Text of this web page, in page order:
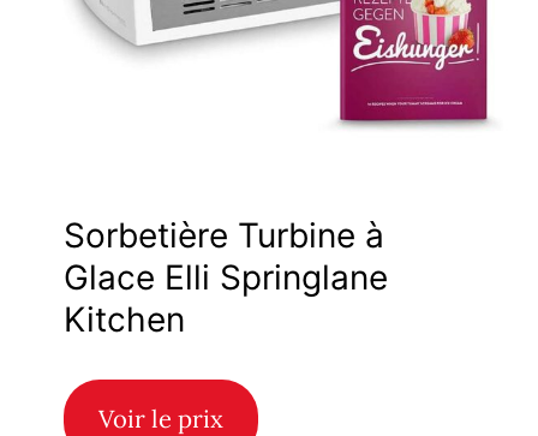
Sorbetière Turbine à
Glace Elli Springlane
Kitchen
Voir le prix